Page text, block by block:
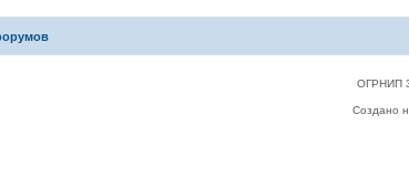
ОГРНИП
Создано